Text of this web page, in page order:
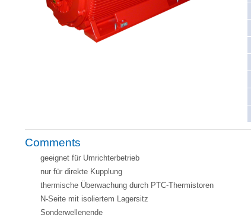
Comments
geeignet für Umrichterbetrieb
nur für direkte Kupplung
thermische Überwachung durch PTC-Thermistoren
N-Seite mit isoliertem Lagersitz
Sonderwellenende